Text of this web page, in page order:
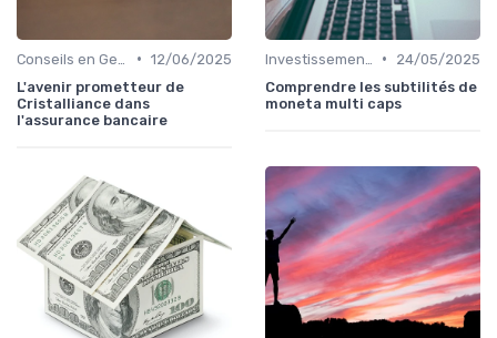
• 12/06/2025
L'avenir prometteur de
Cristalliance dans
l'assurance bancaire
•
24/05/2025
Comprendre les subtilités de
moneta multi caps